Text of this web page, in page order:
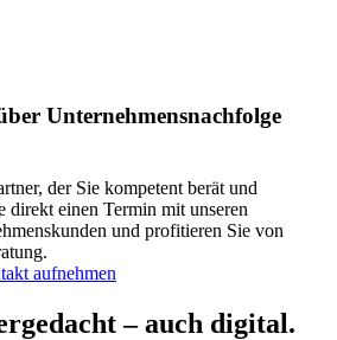
Unternehmensnachfolge
der Sie kompetent berät und
direkt einen Termin mit unseren
und profitieren Sie von
aufnehmen
– auch digital.